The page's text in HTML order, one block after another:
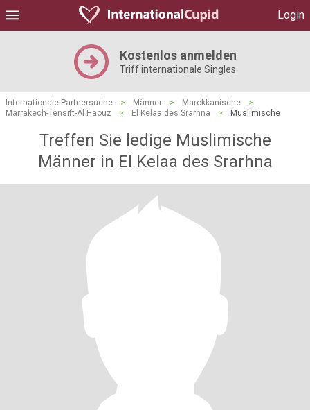
Login
Kostenlos anmelden
Triff internationale Singles
Internationale Partnersuche > Männer > Marokkanische
>
Marrakech-Tensift-Al Haouz
> El Kelaa des Srarhna > Muslimische
Treffen Sie ledige Muslimische
Männer in El Kelaa des Srarhna